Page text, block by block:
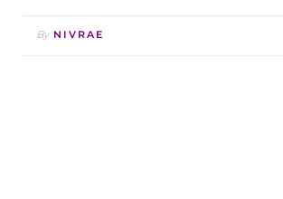
By NIVRAE